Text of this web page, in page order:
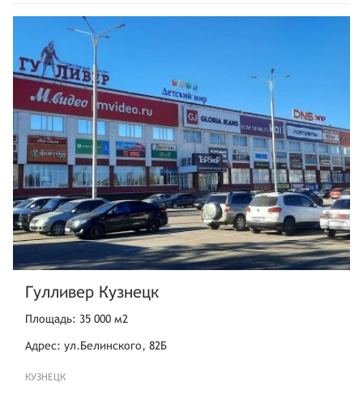
Гулливер Кузнецк
Площадь: 35 000 м2
Адрес: ул.Белинского, 82Б
КУЗНЕЦК